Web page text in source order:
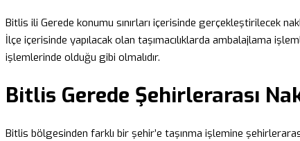
Bitlis ili Gerede konumu sınırları içerisinde gerçekleştirilecek
İlçe içerisinde yapılacak olan taşımacılıklarda ambalajlama
işlemlerinde olduğu gibi olmalıdır.
Bitlis Gerede Şehirlerarası
Bitlis bölgesinden farklı bir şehir’e taşınma işlemine